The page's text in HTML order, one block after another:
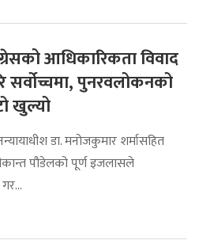
आधिकारिकता विवाद
सर्वोच्चमा, पुनरवलोकनको
खुल्यो
डा. मनोजकुमार शर्मासहित
पौडेलको पूर्ण इजलासले